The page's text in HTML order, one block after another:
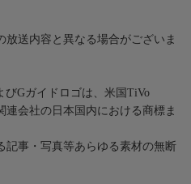
送内容と異なる場合がございま
びGガイドロゴは、米国TiVo
連会社の日本国内における商標ま
記事・写真等あらゆる素材の無断